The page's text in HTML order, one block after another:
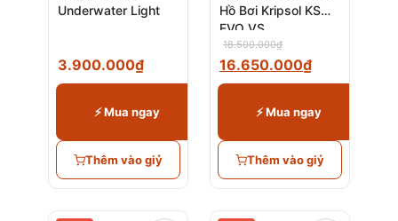
Underwater Light
3.900.000₫
⚡ Mua ngay
Thêm vào giỷ
Hồ Bơi Kripsol KS
EVO VS
18.500.000₫
16.650.000₫
⚡ Mua ngay
Thêm vào giỷ